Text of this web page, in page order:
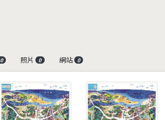
0 照片 0 網站 0